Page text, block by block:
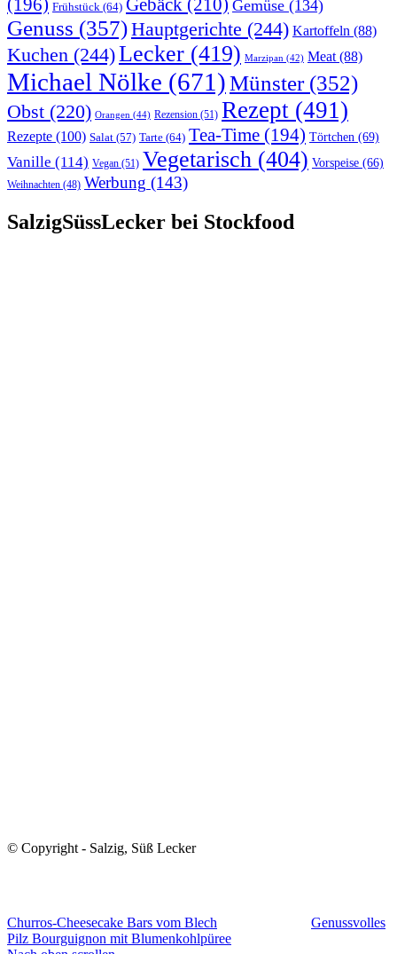
(196) Frühstück (64) Gebäck (210) Gemüse (134)
Genuss (357)Hauptgerichte (244) Kartoffeln (88)
Kuchen (244)Lecker (419) Marzipan (42) Meat (88)
Michael Nölke (671)Münster(352)
Obst (220) Orangen (44) Rezension (51) Rezept (491)
Rezepte (100) Salat (57) Tarte (64) Tea-Time (194) Törtchen (69)
Vanille (114) Vegan (51) Vegetarisch (404) Vorspeise (66)
Weihnachten (48) Werbung (143)
SalzigSüssLecker bei Stockfood
© Copyright - Salzig, Süß Lecker
Churros-Cheesecake Bars vom Blech
Genussvolles
Pilz Bourguignon mit Blumenkohlpüree